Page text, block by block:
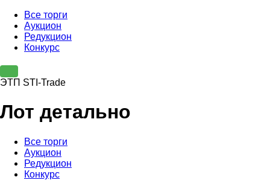
Все торги
Аукцион
Редукцион
Конкурс
ЭТП STI-Trade
Лот детально
Все торги
Аукцион
Редукцион
Конкурс